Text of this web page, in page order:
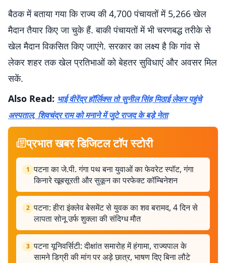
बैठक में बताया गया कि राज्य की 4,700 पंचायतों में 5,266 खेल
मैदान तैयार किए जा चुके हैं. बाकी पंचायतों में भी चरणबद्ध तरीके से
खेल मैदान विकसित किए जाएंगे. सरकार का लक्ष्य है कि गांव से
लेकर शहर तक खेल प्रतिभाओं को बेहतर सुविधाएं और अवसर मिल
सकें.
Also Read: भाई वीरेंद्र हॉर्लिक्स तो सुनील सिंह मिठाई लेकर पहुंचे
अस्पताल, शिवचंद्र राम को मनाने में जुटे राजद के बड़े नेता
प्रभात खबर डिजिटल टॉप स्टोरी
1 पटना का जे.पी. गंगा पथ बना युवाओं का फेवरेट स्पॉट, गंगा
किनारे खूबसूरती और सुकून का परफेक्ट कॉम्बिनेशन
2 पटना: हीरा इंक्लेव बेसमेंट से युवक का शव बरामद, 4 दिन से
लापता सोनू उर्फ शुक्ला की संदिग्ध मौत
3 पटना यूनिवर्सिटी: दीक्षांत समारोह में हंगामा, राज्यपाल के
सामने डिग्री की मांग पर अड़े छात्र, भाषण दिए बिना लौटे